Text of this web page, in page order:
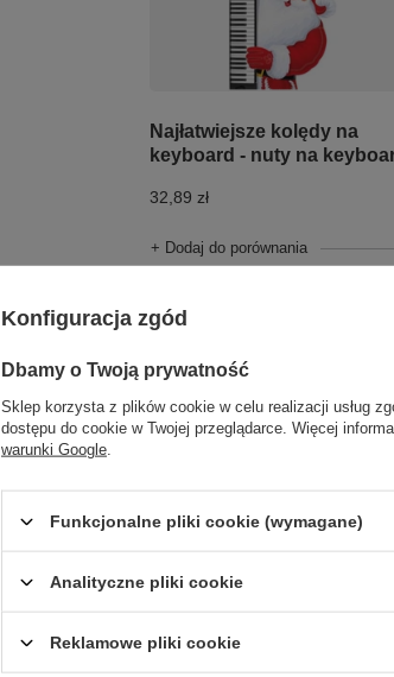
Najłatwiejsze kolędy na
keyboard - nuty na
32,89 zł
+ Dodaj do porównania
na gitarze basowej poziom 3
Konfiguracja zgód
Dbamy o Twoją prywatność
Sklep korzysta z plików cookie w celu realizacji usług
dostępu do cookie w Twojej przeglądarce. Więcej
warunki Google
Funkcjonalne pliki cookie (wymagane)
Analityczne pliki cookie
Reklamowe pliki cookie